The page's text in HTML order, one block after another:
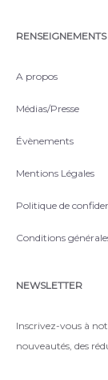
RENSEIGNEMENTS
A propos
Médias/Presse
Évènements
Mentions Légales
Politique de
Conditions
NEWSLETTER
Inscrivez-vous à
nouveautés, des